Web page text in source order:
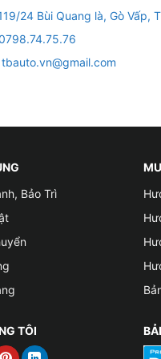
có thể dễ dàng mở
xa dễ dàng với nút
24 Bùi Quang là, Gò Vấp,
tbauto.vn@gmail.com
Bảo Trì
TÔI